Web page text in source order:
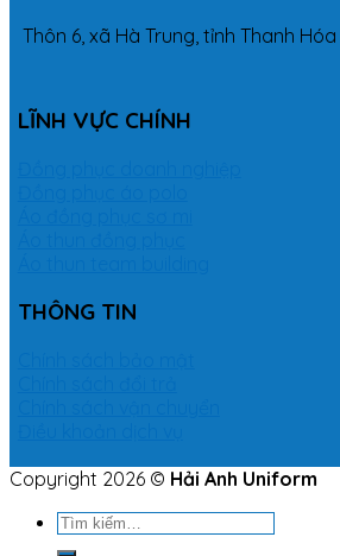
Thôn 6, xã Hà Trung, tỉnh Thanh Hóa
LĨNH VỰC CHÍNH
THÔNG TIN
Copyright 2026 © Hải Anh Uniform
Tìm